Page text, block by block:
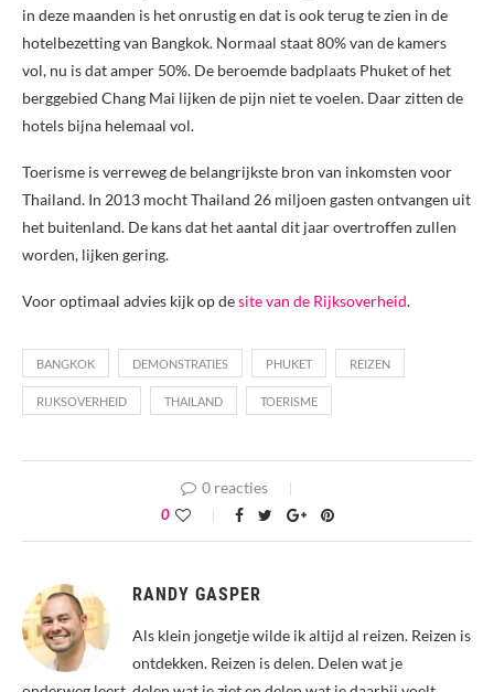
in deze maanden is het onrustig en dat is ook terug te zien in de
hotelbezetting van Bangkok. Normaal staat 80% van de kamers
vol, nu is dat amper 50%. De beroemde badplaats Phuket of het
berggebied Chang Mai lijken de pijn niet te voelen. Daar zitten de
hotels bijna helemaal vol.
Toerisme is verreweg de belangrijkste bron van inkomsten voor
Thailand. In 2013 mocht Thailand 26 miljoen gasten ontvangen uit
het buitenland. De kans dat het aantal dit jaar overtroffen zullen
worden, lijken gering.
Voor optimaal advies kijk op desite van de Rijksoverheid.
BANGKOK DEMONSTRATIES PHUKET REIZEN
RIJKSOVERHEID THAILAND TOERISME
0 reacties
0
RANDY GASPER
Als klein jongetje wilde ik altijd al reizen. Reizen is
ontdekken. Reizen is delen. Delen wat je